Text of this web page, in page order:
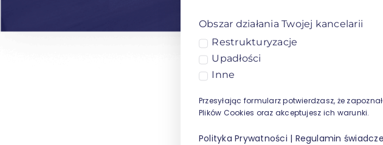
Obszar działania Twojej kancelarii
Restrukturyzacje
Upadłości
Inne
Przesyłając formularz potwierdzasz, że
Plików Cookies oraz akceptujesz ich warunki.
Polityka Prywatności | Regulamin